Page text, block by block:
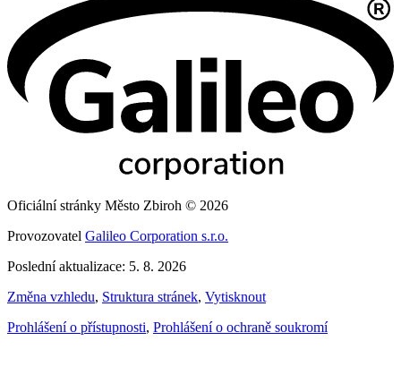
Oficiální stránky Město Zbiroh © 2026
Provozovatel Galileo Corporation s.r.o.
Poslední aktualizace: 5. 8. 2026
Změna vzhledu, Struktura stránek, Vytisknout
Prohlášení o přístupnosti, Prohlášení o ochraně soukromí